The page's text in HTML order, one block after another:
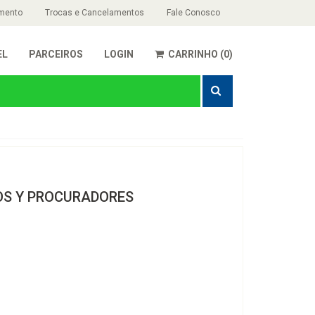
Trocas e Cancelamentos Fale Conosco
PARCEIROS LOGIN CARRINHO (0)
Y PROCURADORES